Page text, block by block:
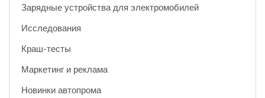
Зарядные устройства для электромобилей
Исследования
Краш-тесты
Маркетинг и реклама
Новинки автопрома